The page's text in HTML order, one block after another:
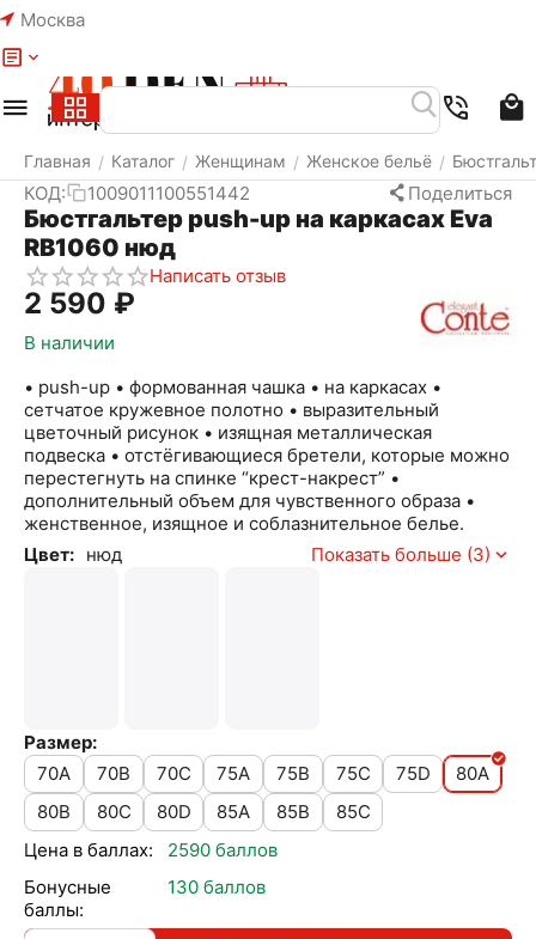
Москва
Главная / Каталог / Женщинам / Женское бельё /
КОД: 1009011100551442 Поделиться
Бюстгальтер push-up на каркасах Eva
RB1060 нюд
Написать отзыв
2 590 ₽
В наличии
• push-up • формованная чашка • на каркасах •
сетчатое кружевное полотно • выразительный
цветочный рисунок • изящная металлическая
подвеска • отстёгивающиеся бретели, которые можно
перестегнуть на спинке “крест-накрест” •
дополнительный объем для чувственного образа •
женственное, изящное и соблазнительное белье.
Цвет: нюд Показать больше (3)
Размер:
70A
70B 70C 75A 75B 75C 75D
80A
80B
80C 80D 85A 85B
85C
Цена в баллах:
2590 баллов
Бонусные
баллы:
130 баллов
Меню